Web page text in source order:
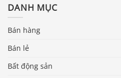
DANH MỤC
Bán hàng
Bán lẻ
Bất động sản